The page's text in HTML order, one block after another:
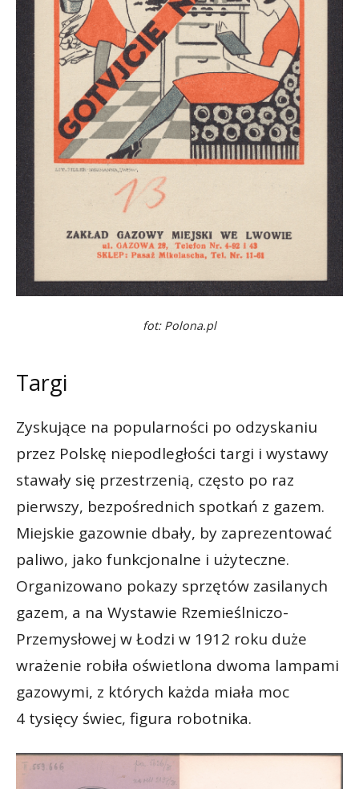
fot: Polona.pl
Targi
Zyskujące na popularności po odzyskaniu
przez Polskę niepodległości targi i wystawy
stawały się przestrzenią, często po raz
pierwszy, bezpośrednich spotkań z gazem.
Miejskie gazownie dbały, by zaprezentować
paliwo, jako funkcjonalne i użyteczne.
Organizowano pokazy sprzętów zasilanych
gazem, a na Wystawie Rzemieślniczo-
Przemysłowej w Łodzi w 1912 roku duże
wrażenie robiła oświetlona dwoma lampami
gazowymi, z których każda miała moc
4 tysięcy świec, figura robotnika.